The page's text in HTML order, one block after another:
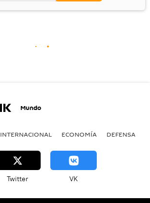
Mundo
INTERNACIONAL ECONOMÍA DEFENSA
Twitter VK